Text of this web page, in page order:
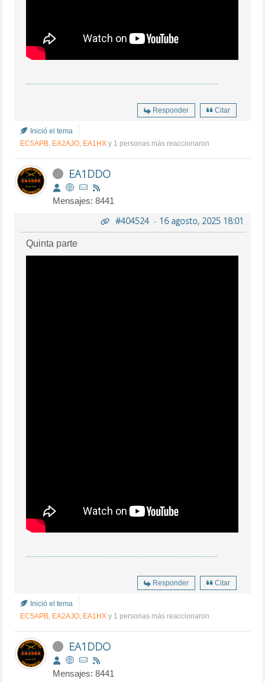
Responder Citar
Inició el tema
EC5APB, EA2AJO, EA1HX y 1 personas más reaccionaron
EA1DDO
Mensajes: 8441
#404524- 16 agosto, 2025 18:01
Quinta parte
Responder Citar
Inició el tema
EC5APB, EA2AJO, EA1HX y 1 personas más reaccionaron
EA1DDO
Mensajes: 8441